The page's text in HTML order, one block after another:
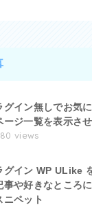
グイン無しでお気
ージ一覧を表示さ
views
グイン WP ULike
事や好きなところ
ニペット